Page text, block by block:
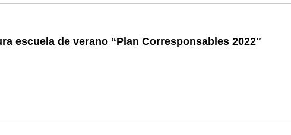
escuela de verano “Plan Corresponsables 2022″